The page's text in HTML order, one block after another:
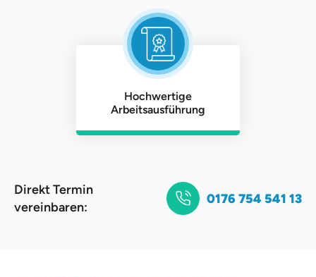
Hochwertige
Arbeitsausführung
Direkt Termin
vereinbaren:
0176 754 541 13